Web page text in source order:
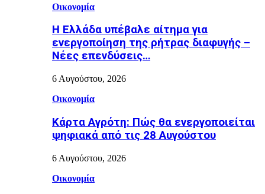
Οικονομία
Η Ελλάδα υπέβαλε αίτημα για
ενεργοποίηση της ρήτρας διαφυγής –
Νέες επενδύσεις…
6 Αυγούστου, 2026
Οικονομία
Κάρτα Αγρότη: Πώς θα ενεργοποιείται
ψηφιακά από τις 28 Αυγούστου
6 Αυγούστου, 2026
Οικονομία